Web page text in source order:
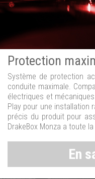
Protection
Système de protection
conduite maximale.
électriques et
Play pour une installation
précis du produit pour
DrakeBox Monza a toute
En